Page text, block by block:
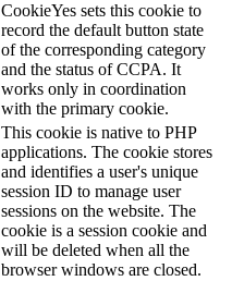
CookieYes sets this cookie to
record the default button state
of the corresponding category
and the status of CCPA. It
works only in coordination
with the primary cookie.
This cookie is native to PHP
applications. The cookie stores
and identifies a user's unique
session ID to manage user
sessions on the website. The
cookie is a session cookie and
will be deleted when all the
browser windows are closed.